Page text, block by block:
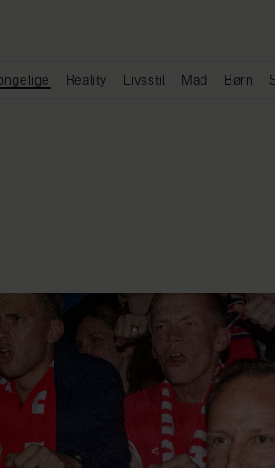
Reality Livsstil Mad Børn